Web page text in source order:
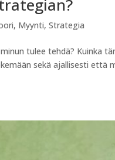
, Myynti,Strategia
tulee tehdä? Kuinka
sekä ajallisesti että